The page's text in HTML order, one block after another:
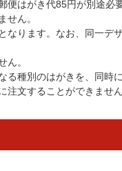
はがき代85円が別途必
せん。
ります。なお、同一デ
ん。
種別のはがきを、同時
文することができません